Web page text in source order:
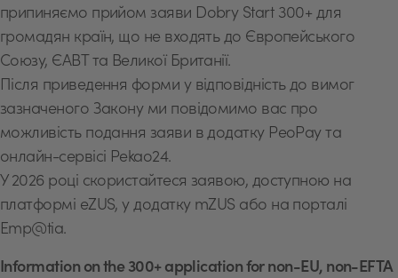
припиняємо прийом заяви Dobry Start 300+ для
громадян країн, що не входять до Європейського
Союзу, ЄАВТ та Великої Британії.
Після приведення форми у відповідність до вимог
зазначеного Закону ми повідомимо вас про
можливість подання заяви в додатку PeoPay та
онлайн-сервісі Pekao24.
У 2026 році скористайтеся заявою, доступною на
платформі eZUS, у додатку mZUS або на порталі
Emp@tia.
Information on the 300+ application for non-EU, non-EFTA